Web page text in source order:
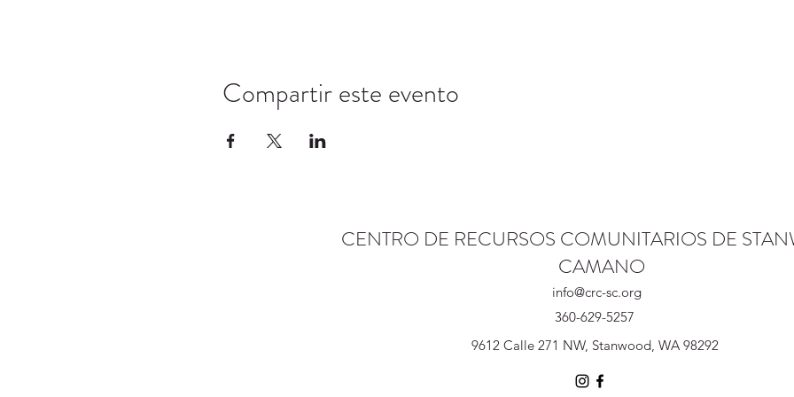
Compartir este evento
CENTRO DE RECURSOS COMUNITARIOS DE
CAMANO
info@crc-sc.org
360-629-5257
9612 Calle 271 NW, Stanwood, WA 98292